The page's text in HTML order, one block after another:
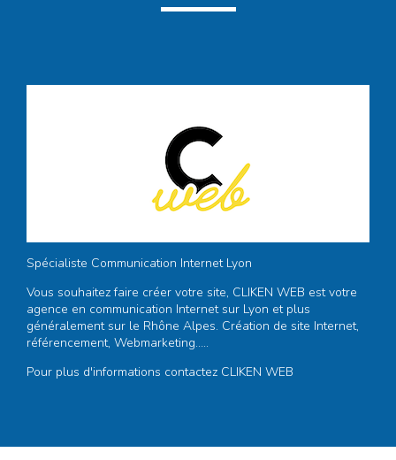
Spécialiste Communication Internet Lyon
Vous souhaitez faire créer votre site, CLIKEN WEB est votre
agence en communication Internet sur Lyon et plus
généralement sur le Rhône Alpes. Création de site Internet,
référencement, Webmarketing…..
Pour plus d'informations contactez CLIKEN WEB